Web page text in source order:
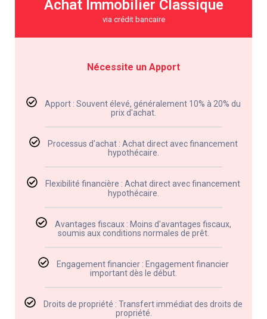
Achat Immobilier Classique
via crédit bancaire
Nécessite un Apport
Apport : Souvent élevé, généralement 10% à 20% du
prix d'achat.
Processus d'achat : Achat direct avec financement
hypothécaire.
Flexibilité financière : Achat direct avec financement
hypothécaire.
Avantages fiscaux : Moins d'avantages fiscaux,
soumis aux conditions normales de prêt.
Engagement financier : Engagement financier
important dès le début.
Droits de propriété : Transfert immédiat des droits de
propriété.